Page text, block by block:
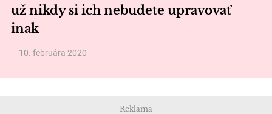
už nikdy si ich nebudete upravovať
inak
10. februára 2020
Reklama